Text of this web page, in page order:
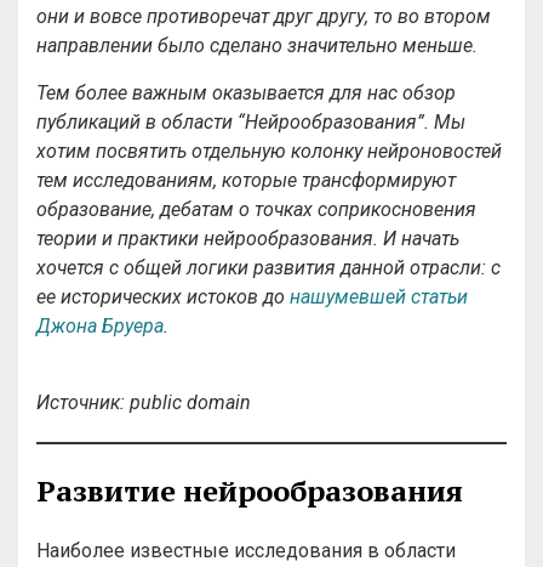
они и вовсе противоречат друг другу, то во втором
направлении было сделано значительно меньше.
Тем более важным оказывается для нас обзор
публикаций в области “Нейрообразования”. Мы
хотим посвятить отдельную колонку нейроновостей
тем исследованиям, которые трансформируют
образование, дебатам о точках соприкосновения
теории и практики нейрообразования. И начать
хочется с общей логики развития данной отрасли: с
ее исторических истоков до нашумевшей статьи
Джона Бруера.
Источник: public domain
Развитие нейрообразования
Наиболее известные исследования в области